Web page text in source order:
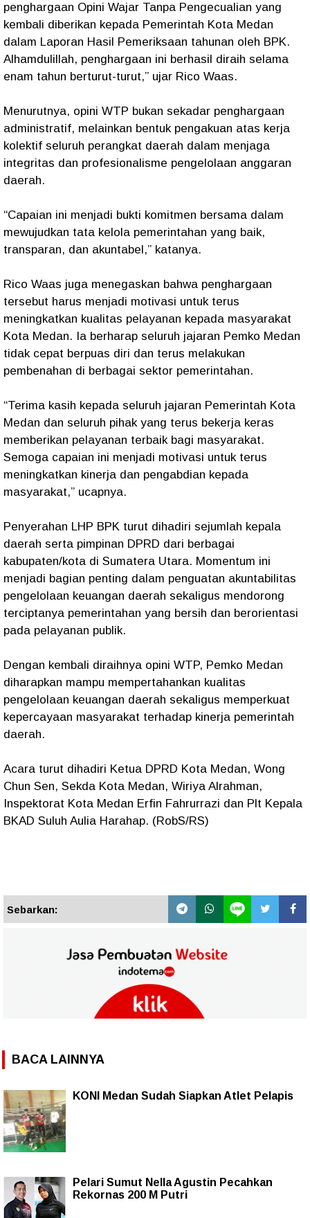
penghargaan Opini Wajar Tanpa Pengecualian yang
kembali diberikan kepada Pemerintah Kota Medan
dalam Laporan Hasil Pemeriksaan tahunan oleh BPK.
Alhamdulillah, penghargaan ini berhasil diraih selama
enam tahun berturut-turut,” ujar Rico Waas.
Menurutnya, opini WTP bukan sekadar penghargaan
administratif, melainkan bentuk pengakuan atas kerja
kolektif seluruh perangkat daerah dalam menjaga
integritas dan profesionalisme pengelolaan anggaran
daerah.
“Capaian ini menjadi bukti komitmen bersama dalam
mewujudkan tata kelola pemerintahan yang baik,
transparan, dan akuntabel,” katanya.
Rico Waas juga menegaskan bahwa penghargaan
tersebut harus menjadi motivasi untuk terus
meningkatkan kualitas pelayanan kepada masyarakat
Kota Medan. Ia berharap seluruh jajaran Pemko Medan
tidak cepat berpuas diri dan terus melakukan
pembenahan di berbagai sektor pemerintahan.
“Terima kasih kepada seluruh jajaran Pemerintah Kota
Medan dan seluruh pihak yang terus bekerja keras
memberikan pelayanan terbaik bagi masyarakat.
Semoga capaian ini menjadi motivasi untuk terus
meningkatkan kinerja dan pengabdian kepada
masyarakat,” ucapnya.
Penyerahan LHP BPK turut dihadiri sejumlah kepala
daerah serta pimpinan DPRD dari berbagai
kabupaten/kota di Sumatera Utara. Momentum ini
menjadi bagian penting dalam penguatan akuntabilitas
pengelolaan keuangan daerah sekaligus mendorong
terciptanya pemerintahan yang bersih dan berorientasi
pada pelayanan publik.
Dengan kembali diraihnya opini WTP, Pemko Medan
diharapkan mampu mempertahankan kualitas
pengelolaan keuangan daerah sekaligus memperkuat
kepercayaan masyarakat terhadap kinerja pemerintah
daerah.
Acara turut dihadiri Ketua DPRD Kota Medan, Wong
Chun Sen, Sekda Kota Medan, Wiriya Alrahman,
Inspektorat Kota Medan Erfin Fahrurrazi dan Plt Kepala
BKAD Suluh Aulia Harahap. (RobS/RS)
Sebarkan:
BACA LAINNYA
KONI Medan Sudah Siapkan Atlet Pelapis
Pelari Sumut Nella Agustin Pecahkan
Rekornas 200 M Putri